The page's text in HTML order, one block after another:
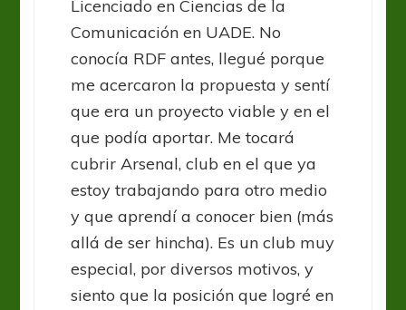
Licenciado en Ciencias de la
Comunicación en UADE. No
conocía RDF antes, llegué porque
me acercaron la propuesta y sentí
que era un proyecto viable y en el
que podía aportar. Me tocará
cubrir Arsenal, club en el que ya
estoy trabajando para otro medio
y que aprendí a conocer bien (más
allá de ser hincha). Es un club muy
especial, por diversos motivos, y
siento que la posición que logré en